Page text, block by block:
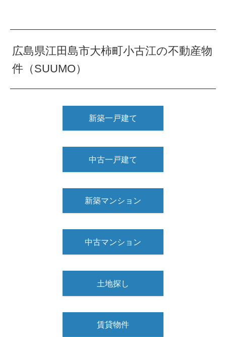
広島県江田島市大柿町小古江の不動産物
件（SUUMO）
新築一戸建て
中古一戸建て
新築マンション
中古マンション
土地探し
賃貸物件